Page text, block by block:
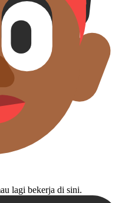
lagi bekerja di sini.